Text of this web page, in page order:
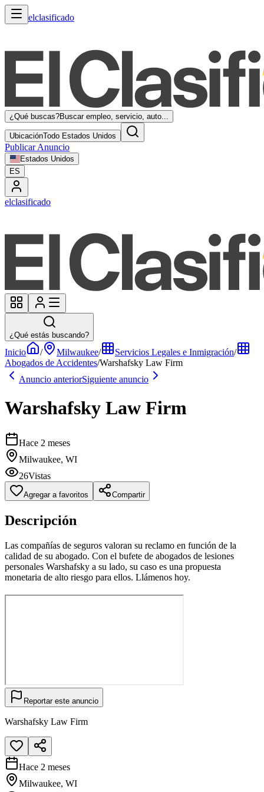
elclasificado
¿Qué buscas?Buscar empleo, servicio, auto...
UbicaciónTodo Estados Unidos
Publicar Anuncio
Estados Unidos
ES
elclasificado
¿Qué estás buscando?
Inicio / Milwaukee/ Servicios Legales e Inmigración/
Abogados de Accidentes/Warshafsky Law Firm
Anuncio anteriorSiguiente anuncio
Warshafsky Law Firm
Hace 2 meses
Milwaukee, WI
26Vistas
Agregar a favoritos Compartir
Descripción
Las compañías de seguros valoran su reclamo en función de la
calidad de su abogado. Con el bufete de abogados de lesiones
personales Warshafsky a su lado, su caso es una propuesta
monetaria de alto riesgo para ellos. Llámenos hoy.
Reportar este anuncio
Warshafsky Law Firm
Hace 2 meses
Milwaukee, WI